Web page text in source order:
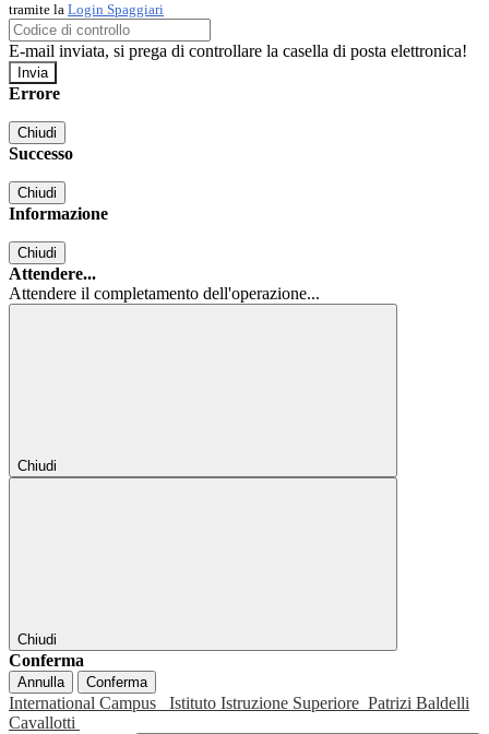
tramite la Login Spaggiari
E-mail inviata, si prega di controllare la casella di posta elettronica!
Errore
Chiudi
Successo
Chiudi
Informazione
Chiudi
Attendere...
Attendere il completamento dell'operazione...
Chiudi
Chiudi
Conferma
Annulla Conferma
International Campus Istituto Istruzione Superiore Patrizi Baldelli
Cavallotti